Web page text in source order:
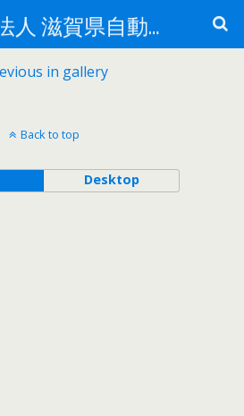
一般社団法人 滋賀県自動車整備振興会
in gallery
Back to top
Desktop